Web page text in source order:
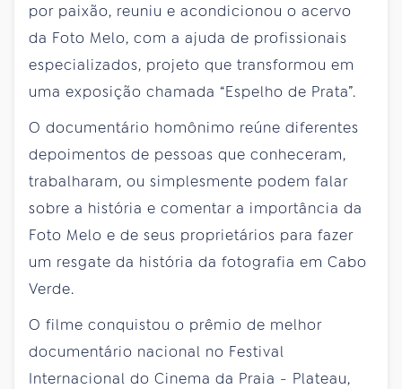
por paixão, reuniu e acondicionou o acervo
da Foto Melo, com a ajuda de profissionais
especializados, projeto que transformou em
uma exposição chamada “Espelho de Prata”.
O documentário homônimo reúne diferentes
depoimentos de pessoas que conheceram,
trabalharam, ou simplesmente podem falar
sobre a história e comentar a importância da
Foto Melo e de seus proprietários para fazer
um resgate da história da fotografia em Cabo
Verde.
O filme conquistou o prêmio de melhor
documentário nacional no Festival
Internacional do Cinema da Praia - Plateau,